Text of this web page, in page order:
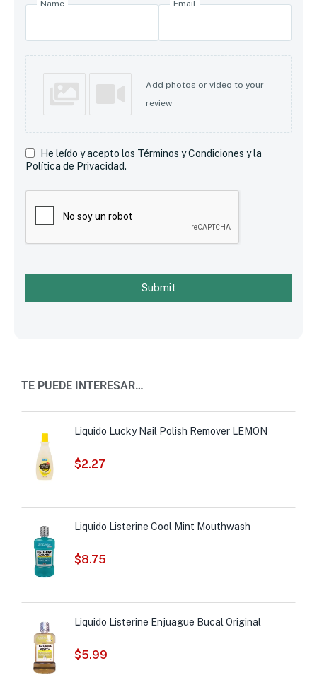
Name Email
Add photos or video to your
review
He leído y acepto los Términos y Condiciones y la
Política de Privacidad.
Submit
TE PUEDE INTERESAR…
Liquido Lucky Nail Polish Remover LEMON
$2.27
Liquido Listerine Cool Mint Mouthwash
$8.75
Liquido Listerine Enjuague Bucal Original
$5.99